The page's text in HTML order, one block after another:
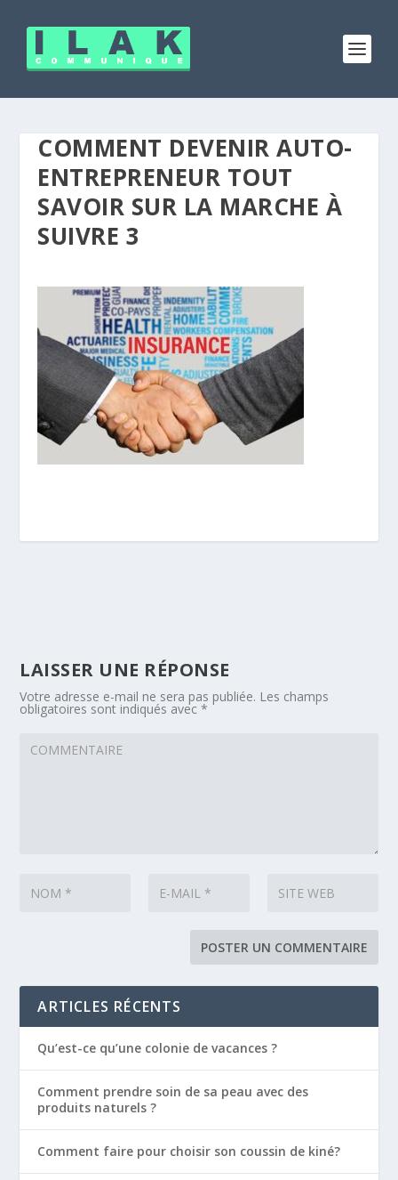
COMMENT DEVENIR AUTO-
ENTREPRENEUR TOUT
SAVOIR SUR LA MARCHE À
SUIVRE 3
LAISSER UNE RÉPONSE
Votre adresse e-mail ne sera pas publiée. Les champs
obligatoires sont indiqués avec*
ARTICLES RÉCENTS
Qu’est-ce qu’une colonie de vacances ?
Comment prendre soin de sa peau avec des
produits naturels ?
Comment faire pour choisir son coussin de kiné?